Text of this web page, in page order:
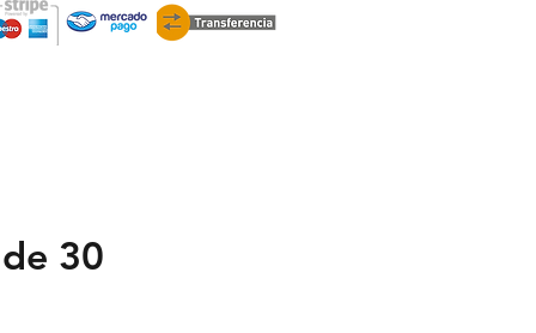
30